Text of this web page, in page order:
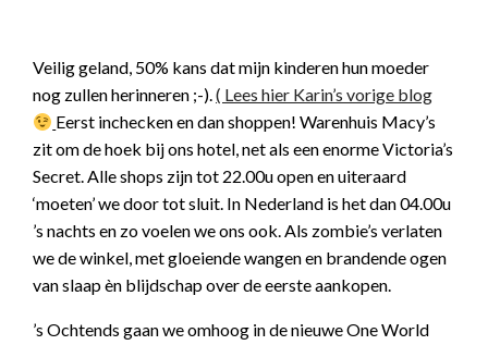
Veilig geland, 50% kans dat mijn kinderen hun moeder
nog zullen herinneren ;-).( Lees hier Karin’s vorige blog
Eerst inchecken en dan shoppen! Warenhuis Macy’s
zit om de hoek bij ons hotel, net als een enorme Victoria’s
Secret. Alle shops zijn tot 22.00u open en uiteraard
‘moeten’ we door tot sluit. In Nederland is het dan 04.00u
’s nachts en zo voelen we ons ook. Als zombie’s verlaten
we de winkel, met gloeiende wangen en brandende ogen
van slaap èn blijdschap over de eerste aankopen.
’s Ochtends gaan we omhoog in de nieuwe One World